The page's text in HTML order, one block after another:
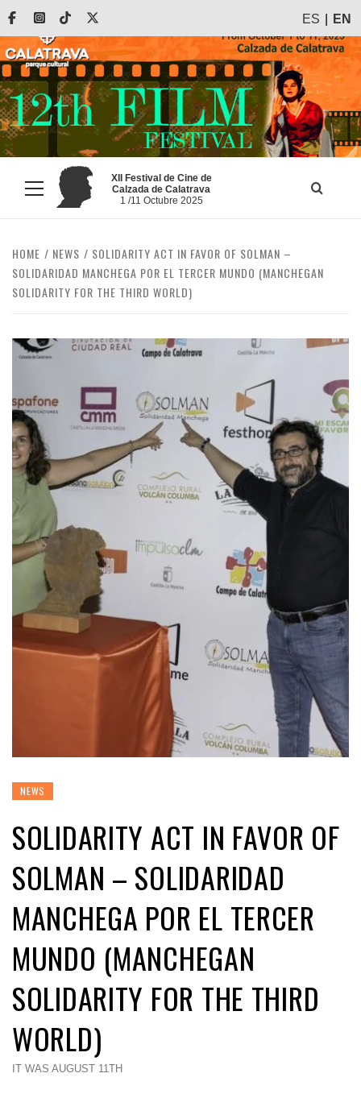
Skip
content
FacebookInstagram
Tiktok ES EN
Primary
Menu
XII Festival de Cine de
Calzada de Calatrava
1 /11 Octubre 2025
HOME NEWS
SOLIDARITY ACT IN FAVOR OF SOLMAN –
SOLIDARIDAD MANCHEGA POR EL TERCER MUNDO (MANCHEGAN
SOLIDARITY FOR THE THIRD WORLD)
NEWS
SOLIDARITY ACT IN FAVOR OF
SOLMAN – SOLIDARIDAD
MANCHEGA POR EL TERCER
MUNDO (MANCHEGAN
SOLIDARITY FOR THE THIRD
WORLD)
IT WAS AUGUST 11TH